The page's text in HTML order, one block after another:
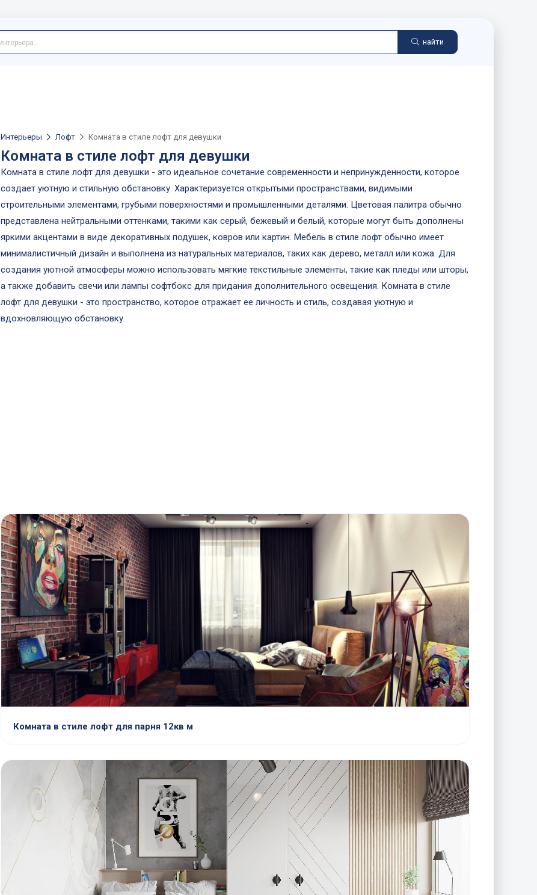
найти
Интерьеры Лофт Комната в стиле лофт для девушки
Комната в стиле лофт для девушки
Комната в стиле лофт для девушки - это идеальное сочетание современности и непринужденности, которое
создает уютную и стильную обстановку. Характеризуется открытыми пространствами, видимыми
строительными элементами, грубыми поверхностями и промышленными деталями. Цветовая палитра обычно
представлена нейтральными оттенками, такими как серый, бежевый и белый, которые могут быть дополнены
яркими акцентами в виде декоративных подушек, ковров или картин. Мебель в стиле лофт обычно имеет
минималистичный дизайн и выполнена из натуральных материалов, таких как дерево, металл или кожа. Для
создания уютной атмосферы можно использовать мягкие текстильные элементы, такие как пледы или шторы,
а также добавить свечи или лампы софтбокс для придания дополнительного освещения. Комната в стиле
лофт для девушки - это пространство, которое отражает ее личность и стиль, создавая уютную и
вдохновляющую обстановку.
Комната в стиле лофт для парня 12кв м